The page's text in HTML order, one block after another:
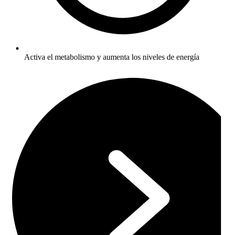
Activa el metabolismo y aumenta los niveles de energía